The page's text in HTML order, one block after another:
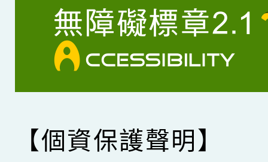
【個資保護聲明】